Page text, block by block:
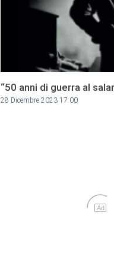
“50 anni di guerra al
28 Dicembre 2023 17:00
Ad